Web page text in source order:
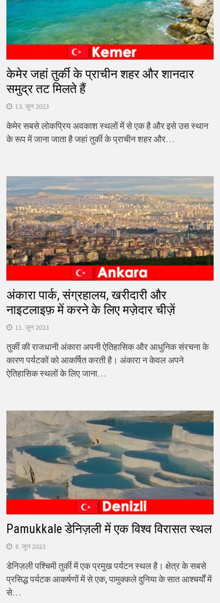
केमेर जहां तुर्की के प्राचीन शहर और शानदार
समुद्र तट मिलते हैं
13. जून 2023
केमेर सबसे लोकप्रिय अवकाश स्थलों में से एक है और इसे उस स्थान
के रूप में जाना जाता है जहां तुर्की के प्राचीन शहर और…
अंकारा पार्क, संग्रहालय, खरीदारी और
नाइटलाइफ़ में करने के लिए मज़ेदार चीज़ें
11. जून 2023
तुर्की की राजधानी अंकारा अपनी ऐतिहासिक और आधुनिक संरचना के
कारण पर्यटकों को आकर्षित करती है। अंकारा न केवल अपने
ऐतिहासिक स्थलों के लिए जाना…
Pamukkale डेनिज़ली में एक विश्व विरासत स्थल
8. जून 2023
डेनिज़ली पश्चिमी तुर्की में एक प्रमुख पर्यटन स्थल है। क्षेत्र के सबसे
प्रसिद्ध पर्यटक आकर्षणों में से एक, पामुक्कले दुनिया के सात आश्चर्यों में
से…